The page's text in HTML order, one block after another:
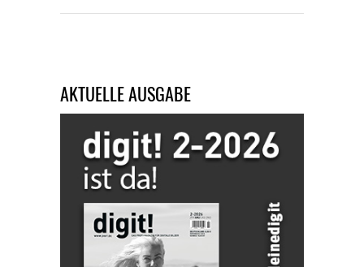
AKTUELLE AUSGABE